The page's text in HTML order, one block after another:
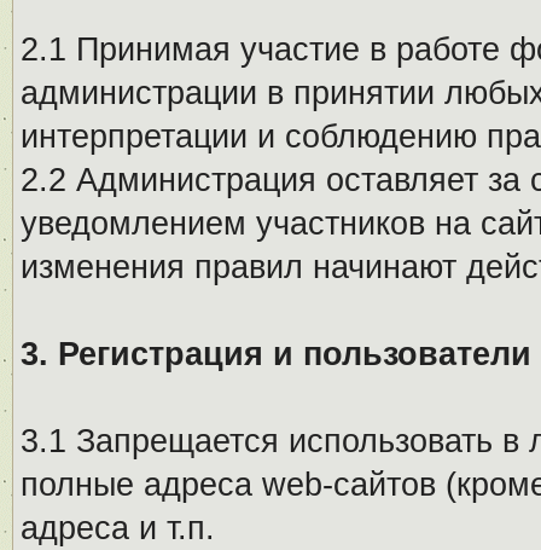
2.1 Принимая участие в работе
администрации в принятии
интерпретации и соблюдению
2.2 Администрация оставляет
уведомлением участников на
изменения правил начинают
3. Регистрация и пользователи
3.1 Запрещается использовать
полные адреса web-сайтов
адреса и т.п.